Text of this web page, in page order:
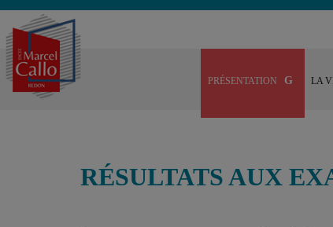
PRÉSENTATION LA
RÉSULTATS AUX